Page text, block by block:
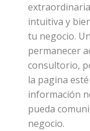
intuitiva y
tu negocio.
permanecer
consultorio,
la pagina
información
pueda
negocio.